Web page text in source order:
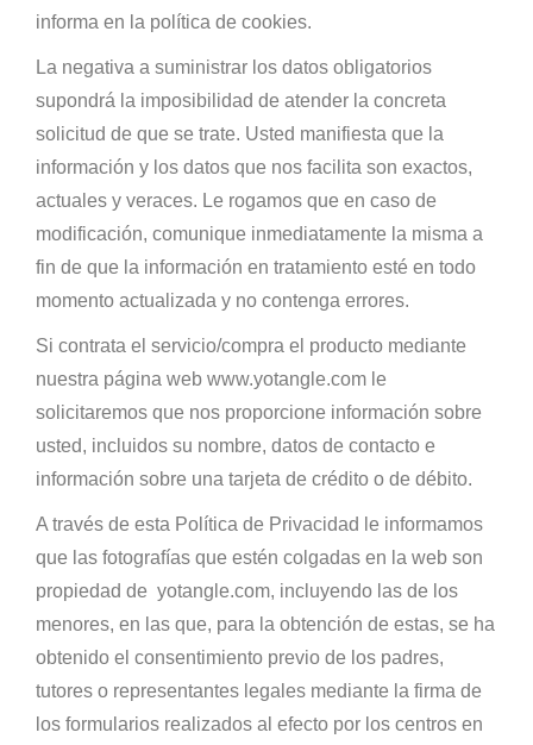
informa en la política de cookies.
La negativa a suministrar los datos obligatorios
supondrá la imposibilidad de atender la concreta
solicitud de que se trate. Usted manifiesta que la
información y los datos que nos facilita son exactos,
actuales y veraces. Le rogamos que en caso de
modificación, comunique inmediatamente la misma a
fin de que la información en tratamiento esté en todo
momento actualizada y no contenga errores.
Si contrata el servicio/compra el producto mediante
nuestra página web www.yotangle.com le
solicitaremos que nos proporcione información sobre
usted, incluidos su nombre, datos de contacto e
información sobre una tarjeta de crédito o de débito.
A través de esta Política de Privacidad le informamos
que las fotografías que estén colgadas en la web son
propiedad de yotangle.com, incluyendo las de los
menores, en las que, para la obtención de estas, se ha
obtenido el consentimiento previo de los padres,
tutores o representantes legales mediante la firma de
los formularios realizados al efecto por los centros en